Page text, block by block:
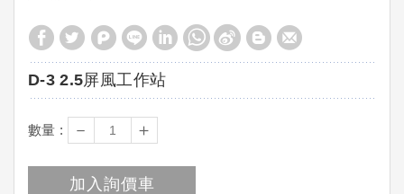
D-3 2.5屏風工作站
數量 : － ＋
加入詢價車